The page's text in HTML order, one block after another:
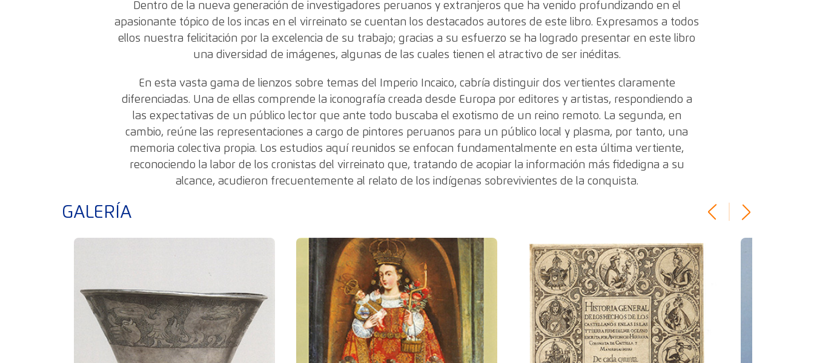
Dentro de la nueva generación de investigadores peruanos y extranjeros que ha venido profundizando en el
apasionante tópico de los incas en el virreinato se cuentan los destacados autores de este libro. Expresamos a todos
ellos nuestra felicitación por la excelencia de su trabajo; gracias a su esfuerzo se ha logrado presentar en este libro
una diversidad de imágenes, algunas de las cuales tienen el atractivo de ser inéditas.
En esta vasta gama de lienzos sobre temas del Imperio Incaico, cabría distinguir dos vertientes claramente
diferenciadas. Una de ellas comprende la iconografía creada desde Europa por editores y artistas, respondiendo a
las expectativas de un público lector que ante todo buscaba el exotismo de un reino remoto. La segunda, en
cambio, reúne las representaciones a cargo de pintores peruanos para un público local y plasma, por tanto, una
memoria colectiva propia. Los estudios aquí reunidos se enfocan fundamentalmente en esta última vertiente,
reconociendo la labor de los cronistas del virreinato que, tratando de acopiar la información más fidedigna a su
alcance, acudieron frecuentemente al relato de los indígenas sobrevivientes de la conquista.
GALERÍA